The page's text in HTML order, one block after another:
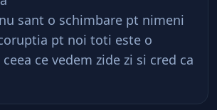
sant o schimbare pt nimeni
pt noi toti este o
ce vedem zide zi si cred ca